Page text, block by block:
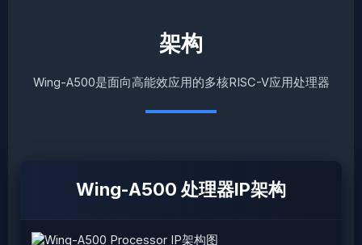
架构
Wing-A500是面向高能效应用的多核RISC-V应用处理器
Wing-A500 处理器IP架构